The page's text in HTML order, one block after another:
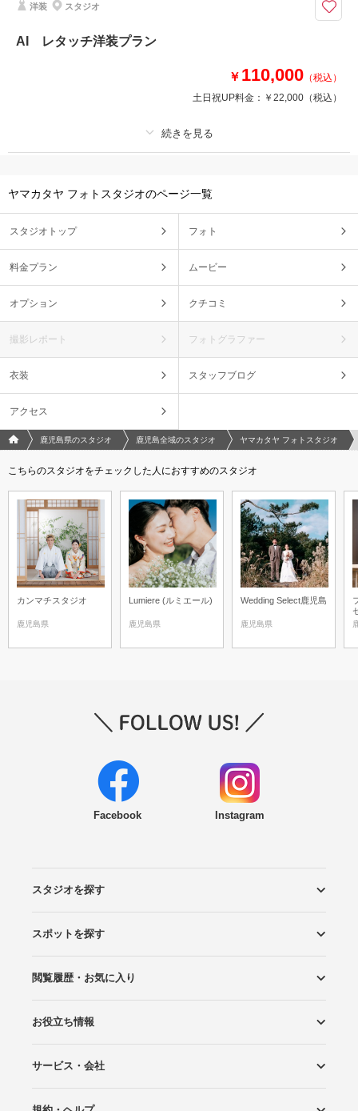
付
バリエーション豊かな背景で撮影できます。
洋装 スタジオ
AI レタッチ洋装プラン
￥ 110,000 （税込）
土日祝UP料金： ￥22,000 （税込）
撮影料 新婦衣装2着
着付け ヘアメイク 小物一式
アルバム データ 100 カット
家族と撮影 家族用衣装レンタル ペットと撮影
レタッチデータ100カット 元データ100カット
様自身での操作も可能な最新レタッチ。「盛り過ぎない」「やりすぎない」
を実現 無料体験もできるのでお気軽にご相談ください
来店・オンライン を確認する
ヤマカタヤ フォトスタジオのページ一覧
スタジオトップ フォト
料金プラン ムービー
オプション クチコミ
撮影レポート フォトグラファー
衣装 スタッフブログ
アクセス
フォトウエディング/結婚写真のPhotorait ホーム
鹿児島県のスタジオ 鹿児島全域のスタジオ ヤマカタヤ フォトスタジオ
こちらのスタジオをチェックした人におすすめのスタジオ
カンマチスタジオ
鹿児島県
Lumiere (ルミエール)
鹿児島県
Wedding Select鹿児島
鹿児島県
Facebook Instagram
スタジオを探す
エリアから探す
こだわりから探す
NEW PHOTO STYLE
プランから探す
フォトタイプ診断
フォトグラファーから探す
国内リゾートから探す
スポットを探す
ロケーションから探す
スタジオから探す
閲覧履歴・お気に入り
閲覧スタジオ
お気に入り
お役立ち情報
Wedding Photo マガジン
はじめてガイド
サービス・会社